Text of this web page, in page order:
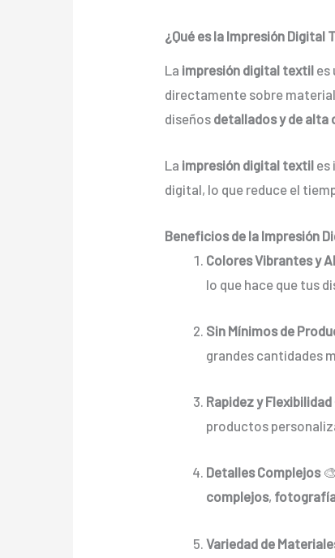
¿Qué es la Impresión Digital
La impresión digital textil es
directamente sobre
diseños detallados y de alta
La impresión digital textil es
digital, lo que reduce el
Beneficios de la Impresión
Colores Vibrantes y
lo que hace que tus
Sin Mínimos de
grandes cantidades
Rapidez y Flexibilidad
productos
Detalles Complejos
complejos,
Variedad de